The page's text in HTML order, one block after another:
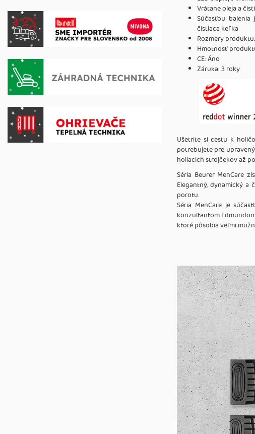
Vrátane oleja a
Súčasťou
čistiaca kefka
Rozmery
Hmotnosť
CE: Áno
Záruka: 3 roky
Ušetrite si cestu k
potrebujete pre
holiacich strojčekov až
Séria Beurer MenCare
Elegantný, dynamický
porotu.
Séria MenCare je
konzultantom
ktoré pôsobia veľmi